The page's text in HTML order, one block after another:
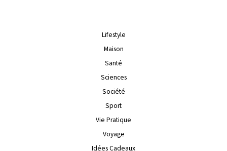
Lifestyle
Maison
Santé
Sciences
Société
Sport
Vie Pratique
Voyage
Idées Cadeaux